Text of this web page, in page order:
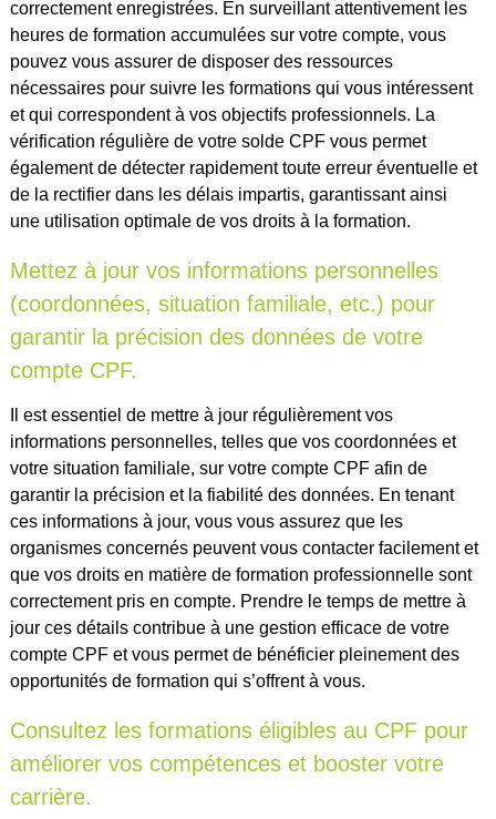
correctement enregistrées. En surveillant attentivement les
heures de formation accumulées sur votre compte, vous
pouvez vous assurer de disposer des ressources
nécessaires pour suivre les formations qui vous intéressent
et qui correspondent à vos objectifs professionnels. La
vérification régulière de votre solde CPF vous permet
également de détecter rapidement toute erreur éventuelle et
de la rectifier dans les délais impartis, garantissant ainsi
une utilisation optimale de vos droits à la formation.
Mettez à jour vos informations personnelles
(coordonnées, situation familiale, etc.) pour
garantir la précision des données de votre
compte CPF.
Il est essentiel de mettre à jour régulièrement vos
informations personnelles, telles que vos coordonnées et
votre situation familiale, sur votre compte CPF afin de
garantir la précision et la fiabilité des données. En tenant
ces informations à jour, vous vous assurez que les
organismes concernés peuvent vous contacter facilement et
que vos droits en matière de formation professionnelle sont
correctement pris en compte. Prendre le temps de mettre à
jour ces détails contribue à une gestion efficace de votre
compte CPF et vous permet de bénéficier pleinement des
opportunités de formation qui s’offrent à vous.
Consultez les formations éligibles au CPF pour
améliorer vos compétences et booster votre
carrière.